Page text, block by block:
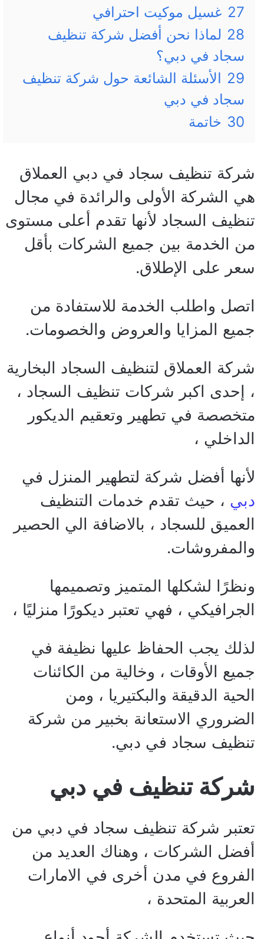
27 غسيل موكيت احترافي
28 لماذا نحن أفضل شركة تنظيف
سجاد في دبي؟
29 الأسئلة الشائعة حول شركة تنظيف
سجاد في دبي
30 خاتمة
شركة تنظيف سجاد في دبي العملاق
هي الشركة الأولى والرائدة في مجال
تنظيف السجاد لأنها تقدم أعلى مستوى
من الخدمة بين جميع الشركات بأقل
سعر على الإطلاق.
اتصل واطلب الخدمة للاستفادة من
جميع المزايا والعروض والخصومات.
شركة العملاق لتنظيف السجاد البخارية
، إحدى اكبر شركات تنظيف السجاد ،
متخصصة في تطهير وتعقيم الديكور
الداخلي ،
لأنها أفضل شركة لتطهير المنزل في
دبي ، حيث تقدم خدمات التنظيف
العميق للسجاد ، بالاضافة الي الحصير
والمفروشات.
ونظرًا لشكلها المتميز وتصميمها
الجرافيكي ، فهي تعتبر ديكورًا منزليًا ،
لذلك يجب الحفاظ عليها نظيفة في
جميع الأوقات ، وخالية من الكائنات
الحية الدقيقة والبكتيريا ، ومن
الضروري الاستعانة بخبير من شركة
تنظيف سجاد في دبي.
شركة تنظيف في دبي
تعتبر شركة تنظيف سجاد في دبي من
أفضل الشركات ، وهناك العديد من
الفروع في مدن أخرى في الامارات
العربية المتحدة ،